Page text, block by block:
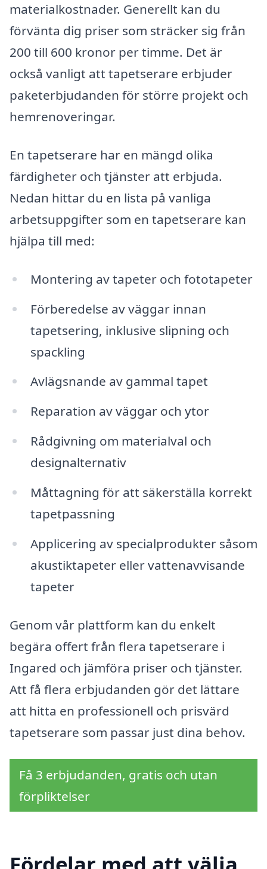
materialkostnader. Generellt kan du
förvänta dig priser som sträcker sig från
200 till 600 kronor per timme. Det är
också vanligt att tapetserare erbjuder
paketerbjudanden för större projekt och
hemrenoveringar.
En tapetserare har en mängd olika
färdigheter och tjänster att erbjuda.
Nedan hittar du en lista på vanliga
arbetsuppgifter som en tapetserare kan
hjälpa till med:
Montering av tapeter och fototapeter
Förberedelse av väggar innan
tapetsering, inklusive slipning och
spackling
Avlägsnande av gammal tapet
Reparation av väggar och ytor
Rådgivning om materialval och
designalternativ
Måttagning för att säkerställa korrekt
tapetpassning
Applicering av specialprodukter såsom
akustiktapeter eller vattenavvisande
tapeter
Genom vår plattform kan du enkelt
begära offert från flera tapetserare i
Ingared och jämföra priser och tjänster.
Att få flera erbjudanden gör det lättare
att hitta en professionell och prisvärd
tapetserare som passar just dina behov.
Få 3 erbjudanden, gratis och utan
förpliktelser